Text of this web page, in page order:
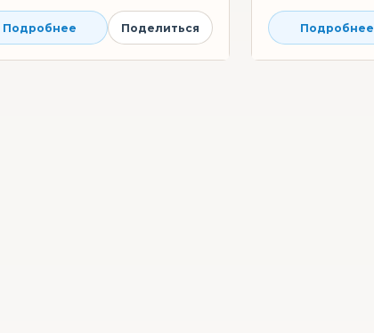
Подробнее Поделиться Подробнее